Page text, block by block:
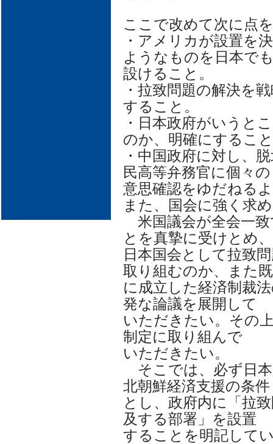
ここで改めて次に点
・アメリカが設置を
ようなものを日本で
設けること。
・拉致問題の解決を
すること。
・日本政府がいうと
のか、明確にするこ
・中国政府に対し、
民高等弁務官に個々の
意思確認をゆだねる
また、国会に強く求
米国議会が全会一
とを真摯に受けとめ、
日本国会として拉致
取り組むのか、また既
に成立した経済制裁
発な論議を展開して
いただきたい。その
制定に取り組んで
いただきたい。
そこでは、必ず日
北朝鮮経済支援の条件
とし、政府内に「拉
及する部署」を設置
することを明記して